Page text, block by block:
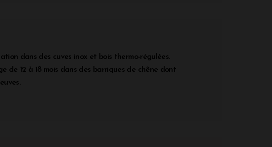
dans des cuves inox et bois thermo-régulées.
de 12 à 18 mois dans des barriques de chêne dont